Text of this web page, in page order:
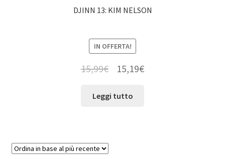
DJINN 13: KIM NELSON
IN OFFERTA!
15,99€ 15,19€
Leggi tutto